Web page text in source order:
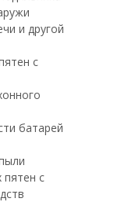
и другой
с
батарей
с